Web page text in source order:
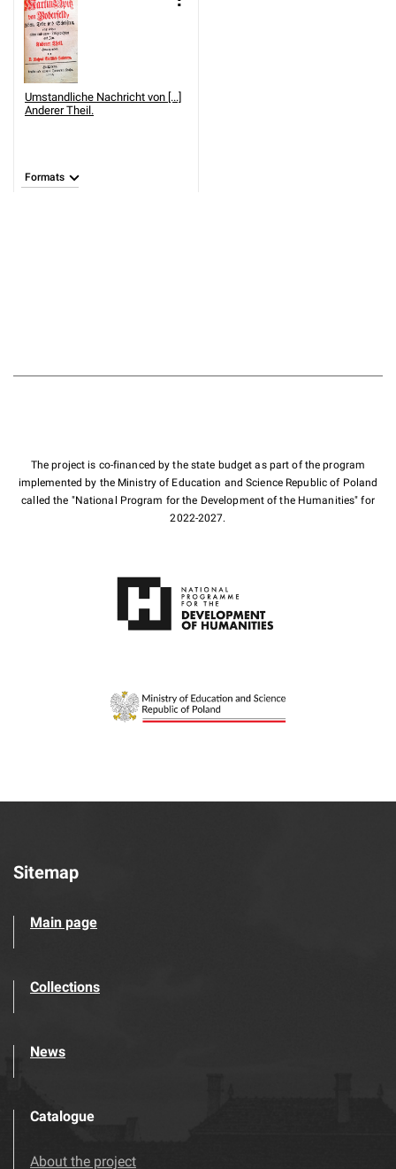
Umstandliche Nachricht von [...]
Anderer Theil.
Formats
The project is co-financed by the state budget as part of the program
implemented by the Ministry of Education and Science Republic of Poland
called the "National Program for the Development of the Humanities" for
2022-2027.
Sitemap
Main page
Collections
News
Catalogue
About the project